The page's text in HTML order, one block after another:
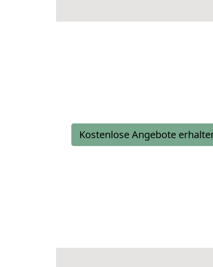
Kostenlose Angebote